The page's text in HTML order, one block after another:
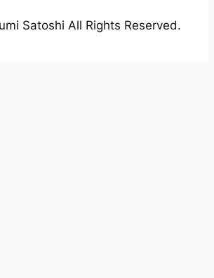
Satoshi All Rights Reserved.